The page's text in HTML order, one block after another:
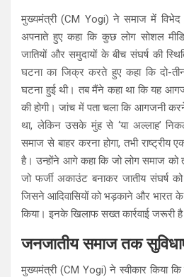
मुख्यमंत्री (CM Yogi) ने समाज में
अपनाते हुए कहा कि कुछ लोग सोशल
जातियों और समुदायों के बीच संघर्ष की
घटना का जिक्र करते हुए कहा कि दो-
घटना हुई थी। तब मैंने कहा था कि यह
की होगी। जांच में पता चला कि आगजनी
था, लेकिन उसके मुंह से ‘या अल्लाह’
समाज से बाहर करना होगा, तभी राष्ट्रीय
है। उन्होंने आगे कहा कि जो लोग समाज को
जो फर्जी अकाउंट बनाकर जातीय संघर्ष को
जिसने आदिवासियों को भड़काने और भारत
किया। इनके खिलाफ सख्त कार्रवाई जरूरी
जनजातीय समाज तक
मुख्यमंत्री (CM Yogi) ने स्वीकार किया कि